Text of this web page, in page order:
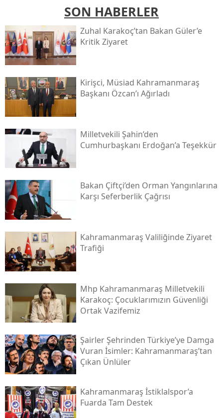
SON HABERLER
Zuhal Karakoç’tan Bakan Güler’e
Kritik Ziyaret
Kirişci, Müsi̇ad Kahramanmaraş
Başkanı Özcan’ı Ağırladı
Milletvekili Şahin’den
Cumhurbaşkanı Erdoğan’a Teşekkür
Bakan Çiftçi’den Orman Yangınlarına
Karşı Seferberlik Çağrısı
Kahramanmaraş Valiliğinde Ziyaret
Trafiği
Mhp Kahramanmaraş Milletvekili
Karakoç: Çocuklarımızın Güvenliği
Ortak Vazifemiz
Şairler Şehrinden Türkiye’ye Damga
Vuran İsimler: Kahramanmaraş’tan
Çıkan Ünlüler
Kahramanmaraş İstiklalspor’a
Fuarda Tam Destek